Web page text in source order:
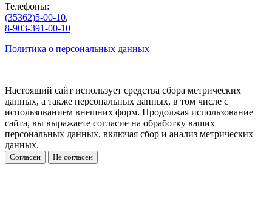
Телефоны:
(35362)5-00-10,
8-903-391-00-10
Политика о персональных данных
Настоящий сайт использует средства сбора метрических
данных, а также персональных данных, в том числе с
использованием внешних форм. Продолжая использование
сайта, вы выражаете согласие на обработку ваших
персональных данных, включая сбор и анализ метрических
данных.
Согласен Не согласен